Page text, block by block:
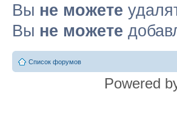
Вы не можете
Вы не можете
Список форумов
Powered